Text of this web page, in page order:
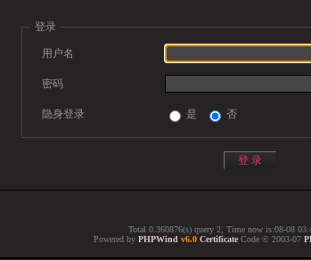
登录
用户名
密码
隐身登录 是 否
Total 0.360876(s) query 2, Time now is:08-08
Powered by PHPWind v6.0 Certificate Code © 2003-07